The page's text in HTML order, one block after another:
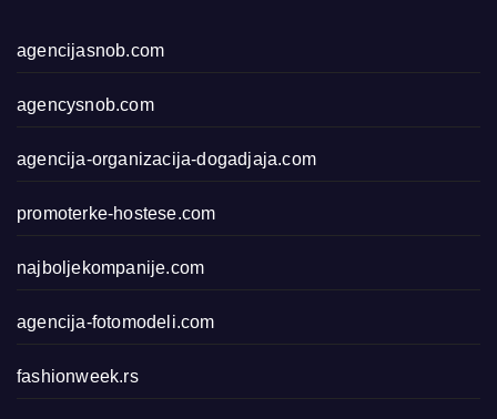
agencijasnob.com
agencysnob.com
agencija-organizacija-dogadjaja.com
promoterke-hostese.com
najboljekompanije.com
agencija-fotomodeli.com
fashionweek.rs